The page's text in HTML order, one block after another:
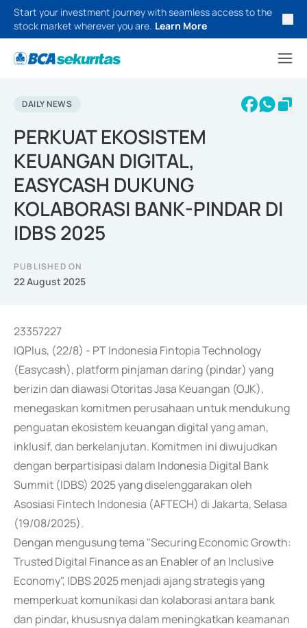
Start your investment journey with seamless access to the
stock market wherever you are. Learn More
DAILY NEWS
PERKUAT EKOSISTEM
KEUANGAN DIGITAL,
EASYCASH DUKUNG
KOLABORASI BANK-PINDAR DI
IDBS 2025
PUBLISHED ON
22 August 2025
23357227
IQPlus, (22/8) - PT Indonesia Fintopia Technology
(Easycash), platform pinjaman daring (pindar) yang
berizin dan diawasi Otoritas Jasa Keuangan (OJK),
menegaskan komitmen perusahaan untuk mendukung
penguatan ekosistem keuangan digital yang aman,
inklusif, dan berkelanjutan. Komitmen ini diwujudkan
dengan berpartisipasi dalam Indonesia Digital Bank
Summit (IDBS) 2025 yang diselenggarakan oleh
Asosiasi Fintech Indonesia (AFTECH) di Jakarta, Selasa
(19/08/2025).
Dengan mengusung tema "Securing Economic Growth:
Trusted Digital Finance as an Enabler of an Inclusive
Economy", IDBS 2025 menjadi ajang strategis yang
memperkuat komunikasi dan kolaborasi antara bank
dan pindar, khususnya dalam meningkatkan keamanan